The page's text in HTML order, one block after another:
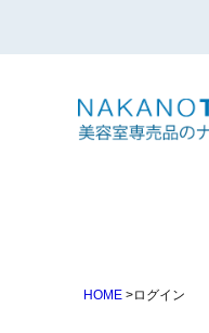
HOME ログイン